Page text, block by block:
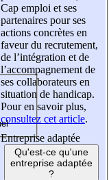
Cap emploi et ses
partenaires pour ses
actions concrètes en
faveur du recrutement,
de l’intégration et de
l’accompagnement de
ses collaborateurs en
situation de handicap.
Pour en savoir plus,
consultez cet article.
Entreprise adaptée
Qu'est-ce qu'une
entreprise adaptée
?